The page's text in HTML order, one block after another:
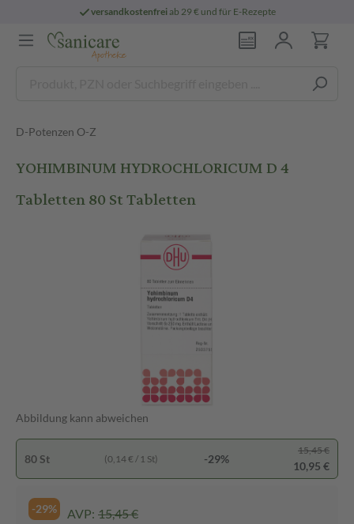
versandkostenfreiab 29 € und für E-Rezepte
D-Potenzen O-Z
YOHIMBINUM HYDROCHLORICUM D 4
Tabletten 80 St Tabletten
Abbildung kann abweichen
80 St (0,14 € / 1 St) -29%
15,45 €
10,95 €
-29% AVP: 15,45 €